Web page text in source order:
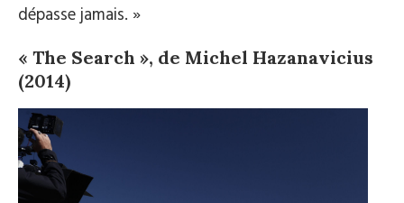
dépasse jamais. »
« The Search », de Michel Hazanavicius
(2014)